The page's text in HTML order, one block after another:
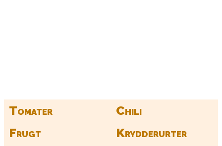
Tomater
Chili
Frugt
Krydderurter